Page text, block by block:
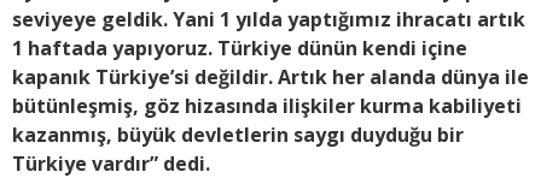
seviyeye geldik. Yani 1 yılda yaptığımız ihracatı artık
1 haftada yapıyoruz. Türkiye dünün kendi içine
kapanık Türkiye’si değildir. Artık her alanda dünya ile
bütünleşmiş, göz hizasında ilişkiler kurma kabiliyeti
kazanmış, büyük devletlerin saygı duyduğu bir
Türkiye vardır” dedi.